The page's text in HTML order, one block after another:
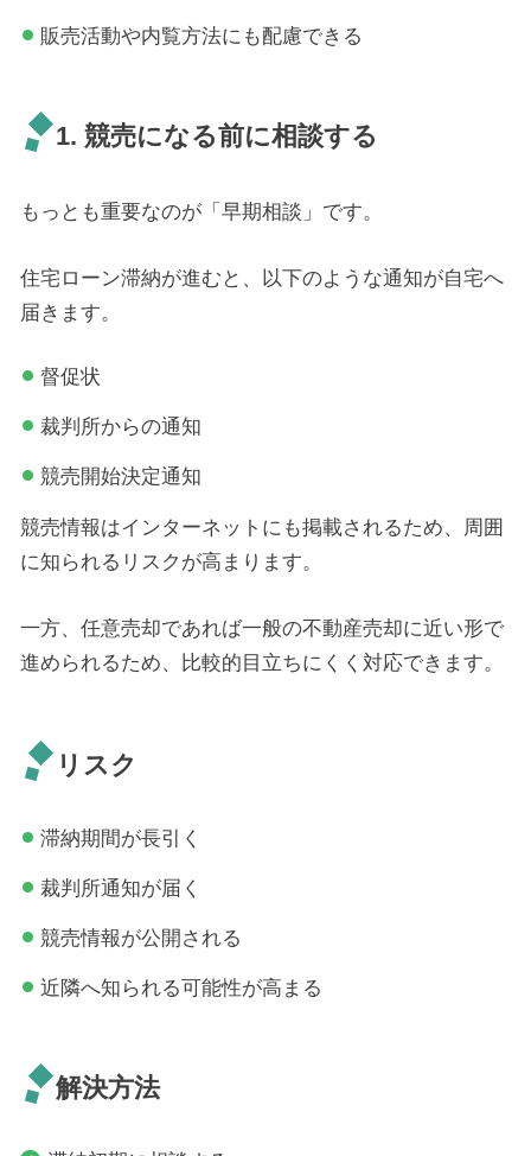
販売活動や内覧方法にも配慮できる
1. 競売になる前に相談する
もっとも重要なのが「早期相談」です。
住宅ローン滞納が進むと、以下のような通知が自宅へ
届きます。
督促状
裁判所からの通知
競売開始決定通知
競売情報はインターネットにも掲載されるため、周囲
に知られるリスクが高まります。
一方、任意売却であれば一般の不動産売却に近い形で
進められるため、比較的目立ちにくく対応できます。
リスク
滞納期間が長引く
裁判所通知が届く
競売情報が公開される
近隣へ知られる可能性が高まる
解決方法